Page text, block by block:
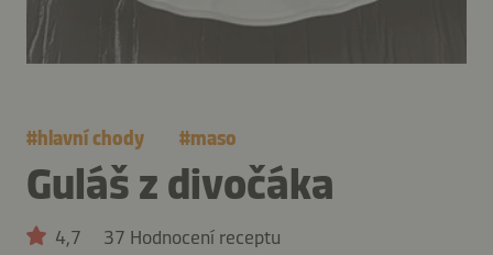
#hlavní chody #maso
Guláš z divočáka
4,7 37 Hodnocení receptu